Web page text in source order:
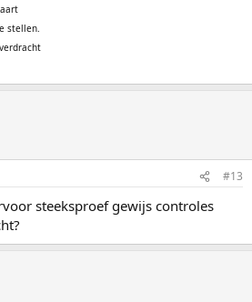
stellen.
#13
steeksproef gewijs controles